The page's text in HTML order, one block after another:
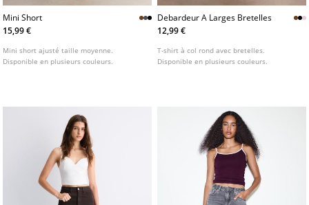
Mini Short
15,99 €
Mini short ajusté taille moyenne.
Disponible en plusieurs couleurs.
Debardeur A Larges Bretelles
12,99 €
T-shirt à col rond avec bretelles.
Disponible en plusieurs couleurs.